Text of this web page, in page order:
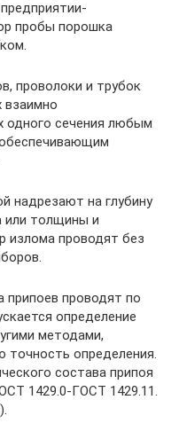
пробы порошка
проволоки и трубок
взаимно
одного сечения любым
надрезают на глубину
или толщины и
излома проводят без
припоев проводят по
определение
методами,
определения.
состава припоя
1429.0-ГОСТ 1429.11.